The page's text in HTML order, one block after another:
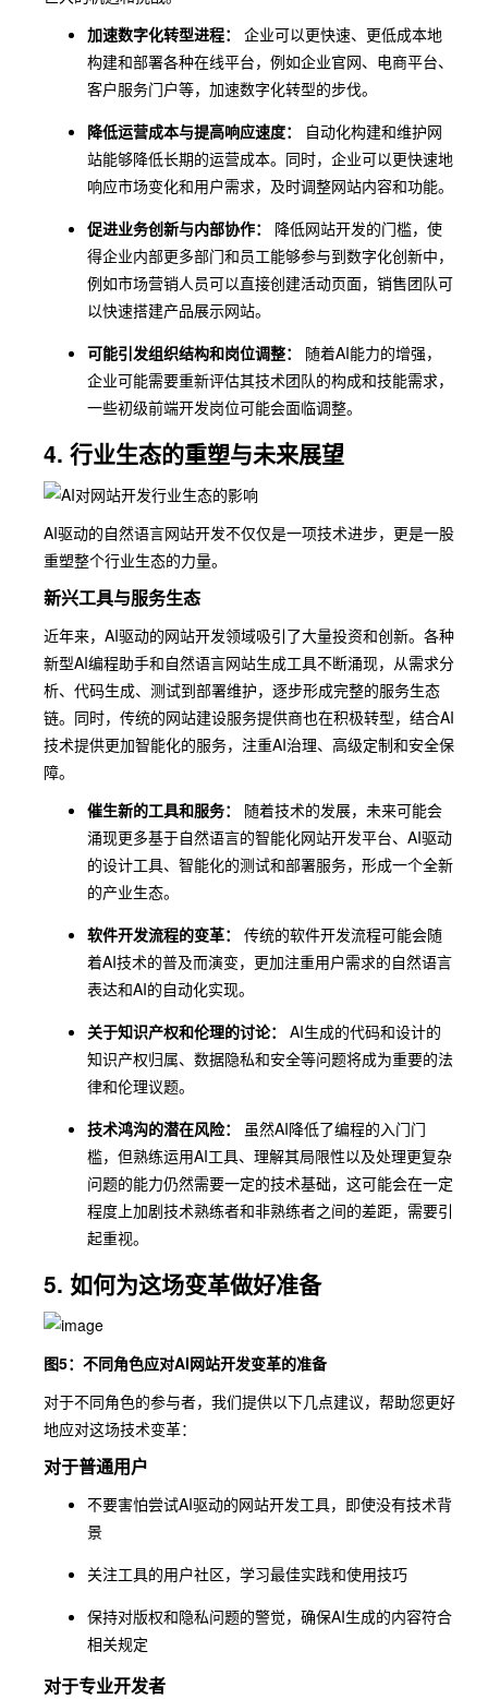
加速数字化转型进程：
企业可以更快速、更低成本地
构建和部署各种在线平台，例如企业官网、电商平台、
客户服务门户等，加速数字化转型的步伐。
降低运营成本与提高响应速度：
自动化构建和维护网
站能够降低长期的运营成本。同时，企业可以更快速地
响应市场变化和用户需求，及时调整网站内容和功能。
促进业务创新与内部协作：
降低网站开发的门槛，使
得企业内部更多部门和员工能够参与到数字化创新中，
例如市场营销人员可以直接创建活动页面，销售团队可
以快速搭建产品展示网站。
可能引发组织结构和岗位调整：
随着AI能力的增强，
企业可能需要重新评估其技术团队的构成和技能需求，
一些初级前端开发岗位可能会面临调整。
4. 行业生态的重塑与未来展望
AI驱动的自然语言网站开发不仅仅是一项技术进步，更是一股
重塑整个行业生态的力量。
新兴工具与服务生态
近年来，AI驱动的网站开发领域吸引了大量投资和创新。各种
新型AI编程助手和自然语言网站生成工具不断涌现，从需求分
析、代码生成、测试到部署维护，逐步形成完整的服务生态
链。同时，传统的网站建设服务提供商也在积极转型，结合AI
技术提供更加智能化的服务，注重AI治理、高级定制和安全保
障。
催生新的工具和服务：
随着技术的发展，未来可能会
涌现更多基于自然语言的智能化网站开发平台、AI驱动
的设计工具、智能化的测试和部署服务，形成一个全新
的产业生态。
软件开发流程的变革：
传统的软件开发流程可能会随
着AI技术的普及而演变，更加注重用户需求的自然语言
表达和AI的自动化实现。
关于知识产权和伦理的讨论：
AI生成的代码和设计的
知识产权归属、数据隐私和安全等问题将成为重要的法
律和伦理议题。
技术鸿沟的潜在风险：
虽然AI降低了编程的入门门
槛，但熟练运用AI工具、理解其局限性以及处理更复杂
问题的能力仍然需要一定的技术基础，这可能会在一定
程度上加剧技术熟练者和非熟练者之间的差距，需要引
起重视。
5. 如何为这场变革做好准备
图5：不同角色应对AI网站开发变革的准备
对于不同角色的参与者，我们提供以下几点建议，帮助您更好
地应对这场技术变革：
对于普通用户
不要害怕尝试AI驱动的网站开发工具，即使没有技术背
景
关注工具的用户社区，学习最佳实践和使用技巧
保持对版权和隐私问题的警觉，确保AI生成的内容符合
相关规定
对于专业开发者